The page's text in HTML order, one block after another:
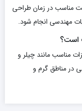
مناسب در زمان طراحی
مهندسی انجام شود.
است؟
مناسب مانند چیلر و
در مناطق گرم و